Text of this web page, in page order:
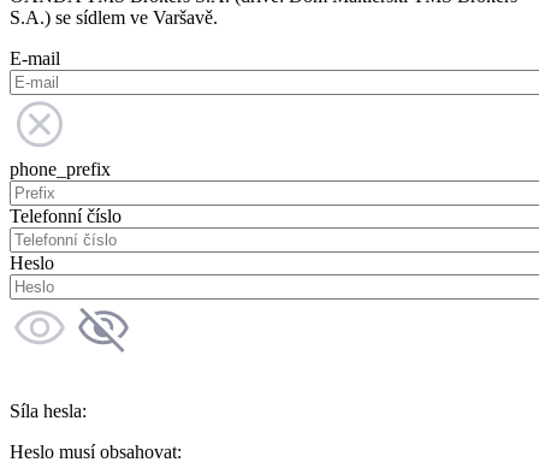
S.A.) se sídlem ve Varšavě.
E-mail
phone_prefix
Telefonní číslo
Heslo
Síla hesla:
Heslo musí obsahovat: